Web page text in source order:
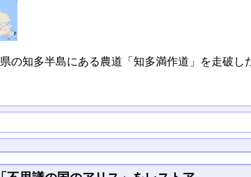
の知多半島にある農道「知多満作道」を走破し